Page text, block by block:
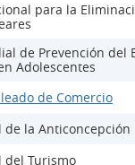
para la
de Prevención del
Adolescentes
de Comercio
de la Anticoncepción
del Turismo